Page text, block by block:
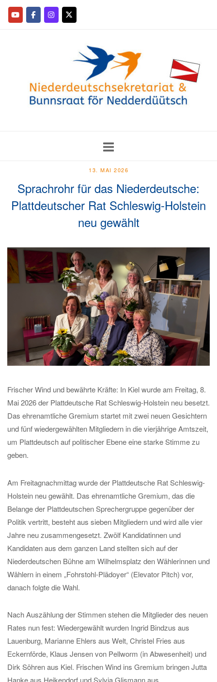
13. MAI 2026
Sprachrohr für das Niederdeutsche:
Plattdeutscher Rat Schleswig-Holstein
neu gewählt
Frischer Wind und bewährte Kräfte: In Kiel wurde am Freitag, 8.
Mai 2026 der Plattdeutsche Rat Schleswig-Holstein neu besetzt.
Das ehrenamtliche Gremium startet mit zwei neuen Gesichtern
und fünf wiedergewählten Mitgliedern in die vierjährige Amtszeit,
um Plattdeutsch auf politischer Ebene eine starke Stimme zu
geben.
Am Freitagnachmittag wurde der Plattdeutsche Rat Schleswig-
Holstein neu gewählt. Das ehrenamtliche Gremium, das die
Belange der Plattdeutschen Sprechergruppe gegenüber der
Politik vertritt, besteht aus sieben Mitgliedern und wird alle vier
Jahre neu zusammengesetzt. Zwölf Kandidatinnen und
Kandidaten aus dem ganzen Land stellten sich auf der
Niederdeutschen Bühne am Wilhelmsplatz den Wählerinnen und
Wählern in einem „Fohrstohl-Plädoyer“ (Elevator Pitch) vor,
danach folgte die Wahl.
Nach Auszählung der Stimmen stehen die Mitglieder des neuen
Rates nun fest: Wiedergewählt wurden Ingrid Bindzus aus
Lauenburg, Marianne Ehlers aus Welt, Christel Fries aus
Eckernförde, Klaus Jensen von Pellworm (in Abwesenheit) und
Dirk Söhren aus Kiel. Frischen Wind ins Gremium bringen Jutta
Hanke aus Heikendorf und Sylvia Glismann aus